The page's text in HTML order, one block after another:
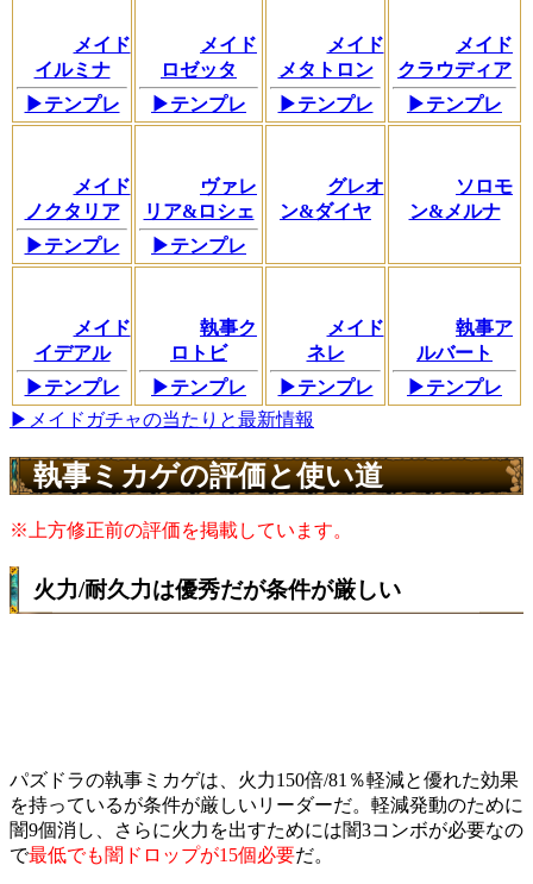
メイド
イルミナ
▶テンプレ
メイド
ロゼッタ
▶テンプレ
メイド
メタトロン
▶テンプレ
メイド
クラウディア
▶テンプレ
メイド
ノクタリア
▶テンプレ
ヴァレ
リア&ロシェ
▶テンプレ
グレオ
ン&ダイヤ
ソロモ
ン&メルナ
メイド
イデアル
▶テンプレ
執事ク
ロトビ
▶テンプレ
メイド
ネレ
▶テンプレ
執事ア
ルバート
▶テンプレ
▶メイドガチャの当たりと最新情報
執事ミカゲの評価と使い道
※上方修正前の評価を掲載しています。
火力/耐久力は優秀だが条件が厳しい
パズドラの執事ミカゲは、火力150倍/81％軽減と優れた効果
を持っているが条件が厳しいリーダーだ。軽減発動のために
闇9個消し、さらに火力を出すためには闇3コンボが必要なの
で最低でも闇ドロップが15個必要だ。